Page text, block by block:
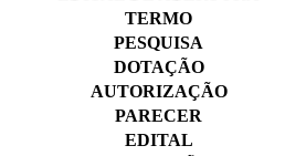
TERMO
PESQUISA
DOTAÇÃO
AUTORIZAÇÃO
PARECER
EDITAL